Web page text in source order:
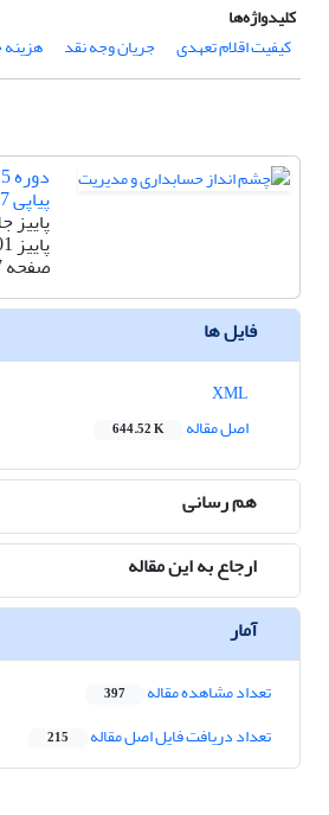
کلیدواژه‌ها
کیفیت اقلام تعهدی
جریان وجه نقد
پیاپی 67
پاییز
پاییز 1401
صفحه
فایل ها
اصل مقاله
644.52 K
هم رسانی
ارجاع به این مقاله
آمار
تعداد مشاهده مقاله 397
تعداد دریافت فایل اصل مقاله 215